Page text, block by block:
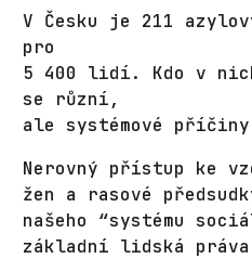
V Česku je 211
pro
5 400 lidí. Kdo v
se různí,
ale systémové
Nerovný přístup ke
žen a rasové
našeho “systému
základní lidská